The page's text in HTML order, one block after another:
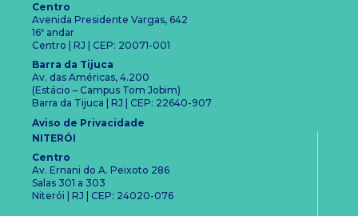
Centro
Avenida Presidente Vargas, 642
16º andar
Centro | RJ | CEP: 20071-001
Barra da Tijuca
Av. das Américas, 4.200
(Estácio – Campus Tom Jobim)
Barra da Tijuca | RJ | CEP: 22640-907
Aviso de Privacidade
NITERÓI
Centro
Av. Ernani do A. Peixoto 286
Salas 301 a 303
Niterói | RJ | CEP: 24020-076